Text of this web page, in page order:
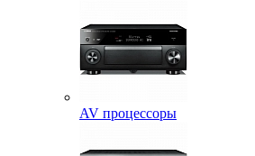
AV процессоры